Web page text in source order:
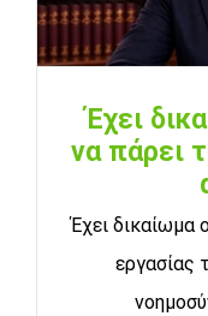
Έχει
να πάρει
Έχει δικαίωμα
εργασίας